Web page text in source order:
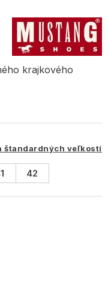
krajkového
štandardných veľkostí
42